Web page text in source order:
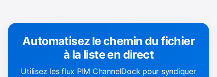
Automatisez le chemin du fichier
à la liste en direct
Utilisez les flux PIM ChannelDock pour syndiquer